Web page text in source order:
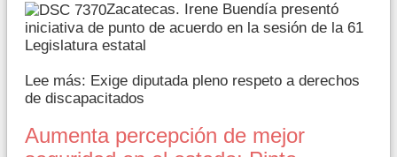
Zacatecas. Irene Buendía presentó
iniciativa de punto de acuerdo en la sesión de la 61
Legislatura estatal
Lee más: Exige diputada pleno respeto a derechos
de discapacitados
Aumenta percepción de mejor